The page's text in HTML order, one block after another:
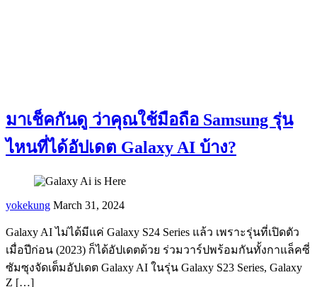
มาเช็คกันดู ว่าคุณใช้มือถือ Samsung รุ่น
ไหนที่ได้อัปเดต Galaxy AI บ้าง?
yokekung March 31, 2024
Galaxy AI ไม่ได้มีแค่ Galaxy S24 Series แล้ว เพราะรุ่นที่เปิดตัว
เมื่อปีก่อน (2023) ก็ได้อัปเดตด้วย ร่วมวาร์ปพร้อมกันทั้งกาแล็คซี่
ซัมซุงจัดเต็มอัปเดต Galaxy AI ในรุ่น Galaxy S23 Series, Galaxy
Z […]